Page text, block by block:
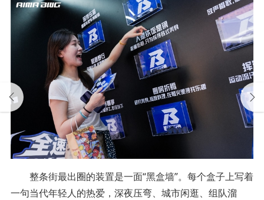
整条街最出圈的装置是一面“黑盒墙”。每个盒子上写着
一句当代年轻人的热爱，深夜压弯、城市闲逛、组队溜